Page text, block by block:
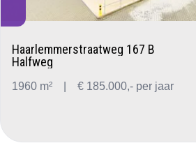
Haarlemmerstraatweg 167 B
Halfweg
1960 m² € 185.000,- per jaar